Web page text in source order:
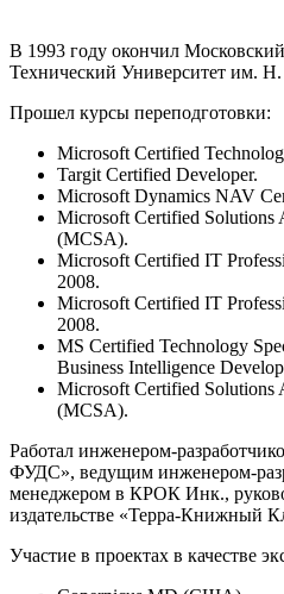
В 1993 году окончил
Технический Университет им.
Прошел курсы переподготовки:
Microsoft Certified
Targit Certified Developer.
Microsoft Dynamics NAV
Microsoft Certified Solutions
(MCSA).
Microsoft Certified IT
2008.
Microsoft Certified IT
2008.
MS Certified Technology
Business Intelligence
Microsoft Certified Solutions
(MCSA).
Работал инженером-
ФУДС», ведущим инженером-
менеджером в КРОК Инк.,
издательстве «Терра-Книжный
Участие в проектах в качестве